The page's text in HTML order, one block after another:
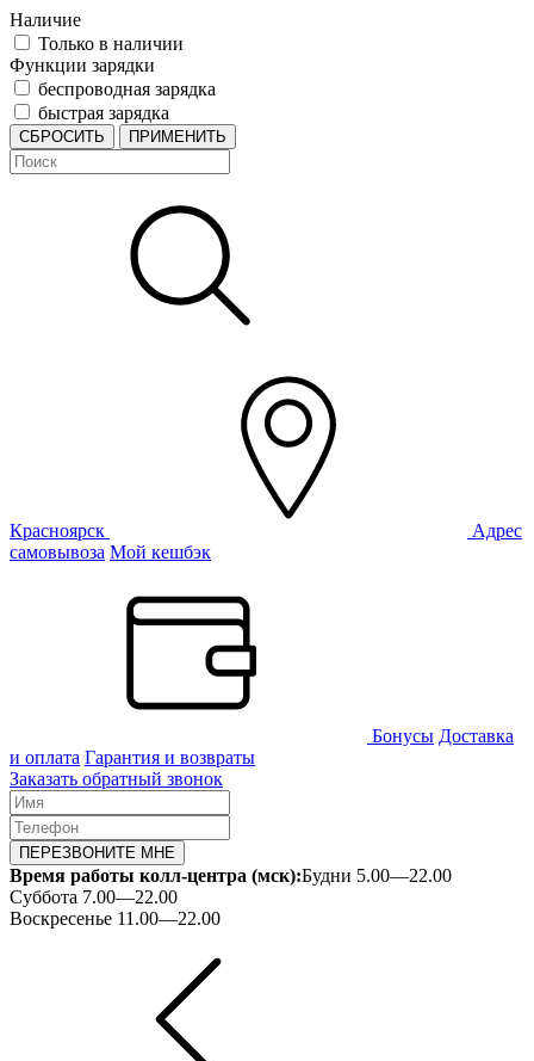
Наличие
Только в наличии
Функции зарядки
беспроводная зарядка
быстрая зарядка
СБРОСИТЬ ПРИМЕНИТЬ
Красноярск
Адрес
самовывоза Мой кешбэк
Бонусы Доставка
и оплата Гарантия и возвраты
Заказать обратный звонок
ПЕРЕЗВОНИТЕ МНЕ
Время работы колл-центра (мск):Будни 5.00—22.00
Суббота 7.00—22.00
Воскресенье 11.00—22.00